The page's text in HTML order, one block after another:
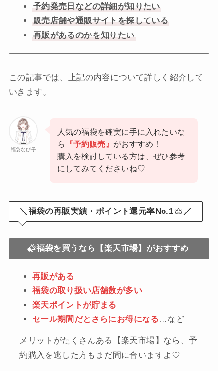
予約発売日などの詳細が知りたい
販売店舗や通販サイトを探している
再販があるのかを知りたい
この記事では、上記の内容について詳しく紹介して
いきます。
福袋なび子
人気の福袋を確実に手に入れたいな
ら
『予約販売』 がおすすめ！
購入を検討している方は、ぜひ参考
にしてみてくださいね♡
＼福袋の再販実績・ポイント還元率No.1 ／
福袋を買うなら【楽天市場】がおすすめ
再販がある
福袋の取り扱い店舗数が多い
楽天ポイントが貯まる
セール期間だとさらにお得になる …など
メリットがたくさんある【楽天市場】なら、予
約購入を逃した方もまだ間に合いますよ♡